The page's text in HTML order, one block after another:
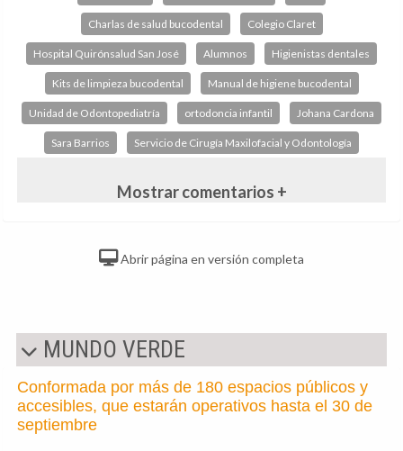
Charlas de salud bucodental Colegio Claret
Hospital Quirónsalud San José Alumnos Higienistas dentales
Kits de limpieza bucodental Manual de higiene bucodental
Unidad de Odontopediatría ortodoncia infantil Johana Cardona
Sara Barrios Servicio de Cirugía Maxilofacial y Odontología
Mostrar comentarios +
Abrir página en versión completa
MUNDO VERDE
Conformada por más de 180 espacios públicos y
accesibles, que estarán operativos hasta el 30 de
septiembre